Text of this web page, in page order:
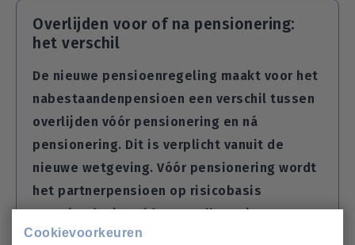
Cookievoorkeuren
Overlijden voor of na pensionering:
het verschil
De nieuwe pensioenregeling maakt voor het
nabestaandenpensioen een verschil tussen
overlijden vóór pensionering en ná
pensionering. Dit is verplicht vanuit de
nieuwe wetgeving. Vóór pensionering wordt
het partnerpensioen op risicobasis
verzekerd. Dit geldt voor alle actieve
deelnemers, ook als er geen nabestaanden